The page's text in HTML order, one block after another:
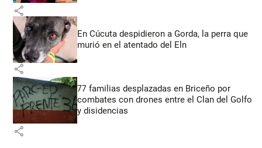
share
En Cúcuta despidieron a Gorda, la perra que
murió en el atentado del Eln
share
77 familias desplazadas en Briceño por
combates con drones entre el Clan del Golfo
y disidencias
share